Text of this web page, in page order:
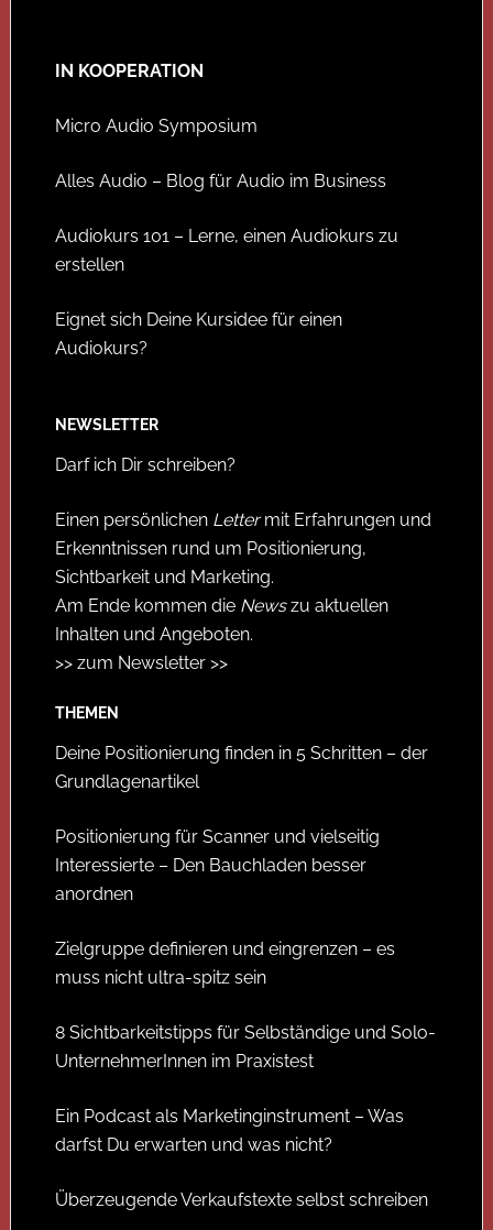
IN KOOPERATION
Micro Audio Symposium
Alles Audio – Blog für Audio im Business
Audiokurs 101 – Lerne, einen Audiokurs zu
erstellen
Eignet sich Deine Kursidee für einen
Audiokurs?
NEWSLETTER
Darf ich Dir schreiben?
Einen persönlichen Lettermit Erfahrungen und
Erkenntnissen rund um Positionierung,
Sichtbarkeit und Marketing.
Am Ende kommen die Newszu aktuellen
Inhalten und Angeboten.
>> zum Newsletter >>
THEMEN
Deine Positionierung finden in 5 Schritten – der
Grundlagenartikel
Positionierung für Scanner und vielseitig
Interessierte – Den Bauchladen besser
anordnen
Zielgruppe definieren und eingrenzen – es
muss nicht ultra-spitz sein
8 Sichtbarkeitstipps für Selbständige und Solo-
UnternehmerInnen im Praxistest
Ein Podcast als Marketinginstrument – Was
darfst Du erwarten und was nicht?
Überzeugende Verkaufstexte selbst schreiben